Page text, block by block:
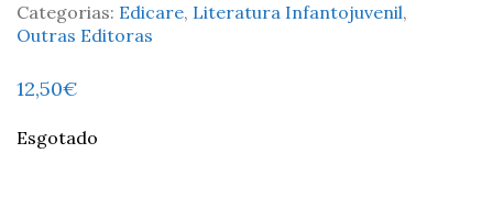
Categorias: Edicare, Literatura Infantojuvenil,
Outras Editoras
12,50€
Esgotado